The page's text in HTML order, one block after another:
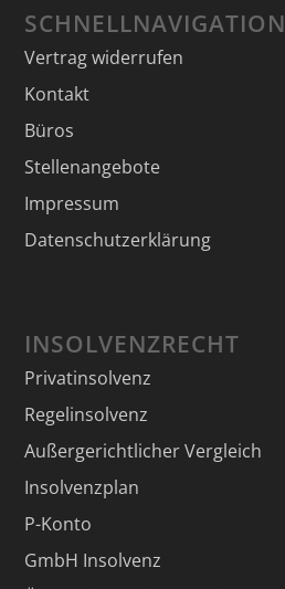
SCHNELLNAVIGATION
Vertrag widerrufen
Kontakt
Büros
Stellenangebote
Impressum
Datenschutzerklärung
INSOLVENZRECHT
Privatinsolvenz
Regelinsolvenz
Außergerichtlicher Vergleich
Insolvenzplan
P-Konto
GmbH Insolvenz